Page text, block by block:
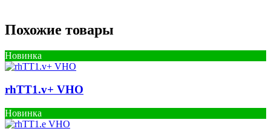
Похожие товары
Новинка
rhTT1.v+ VHO
Новинка